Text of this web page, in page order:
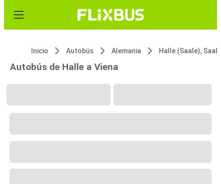
Inicio Autobús Alemania Halle (Saale), Saale
Autobús de Halle a Viena